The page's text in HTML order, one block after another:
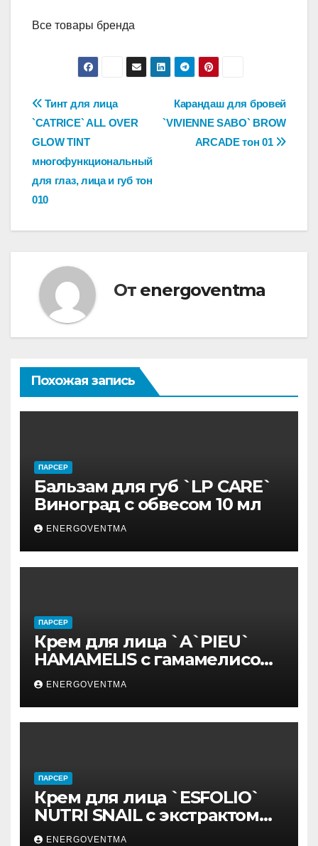
Все товары бренда
Навигация
по
записям
Карандаш для бровей
`VIVIENNE SABO` BROW
ARCADE тон 01
Тинт для лица
`CATRICE` ALL OVER
GLOW TINT
многофункциональный
для глаз, лица и губ тон
010
От energoventma
Похожая запись
ПАРСЕР
Бальзам для губ `LP CARE`
Виноград с обвесом 10 мл
ENERGOVENTMA
ПАРСЕР
Крем для лица `A`PIEU`
HAMAMELIS с гамамелисом
50 мл
ENERGOVENTMA
ПАРСЕР
Крем для лица `ESFOLIO`
NUTRI SNAIL с экстрактом
муцина улитки 200 мл
ENERGOVENTMA